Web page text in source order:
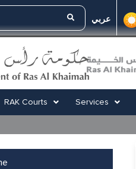
عربي
RAK Courts Services